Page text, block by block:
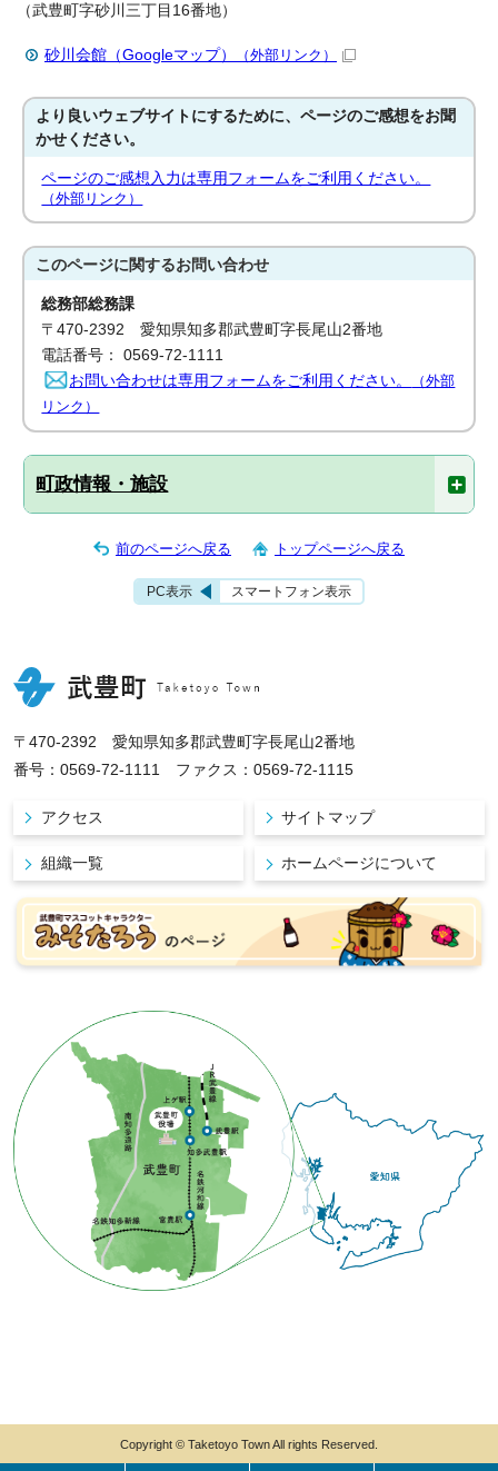
（武豊町字砂川三丁目16番地）
砂川会館（Googleマップ） （外部リンク）
より良いウェブサイトにするために、ページのご感想をお聞
かせください。
ページのご感想入力は専用フォームをご利用ください。
（外部リンク）
このページに関するお問い合わせ
総務部総務課
〒470-2392 愛知県知多郡武豊町字長尾山2番地
電話番号： 0569-72-1111
お問い合わせは専用フォームをご利用ください。
（外部
リンク）
町政情報・施設
前のページへ戻る トップページへ戻る
PC表示 スマートフォン表示
〒470-2392 愛知県知多郡武豊町字長尾山2番地
番号：0569-72-1111 ファクス：0569-72-1115
アクセス サイトマップ
組織一覧 ホームページについて
Copyright © Taketoyo Town All rights Reserved.